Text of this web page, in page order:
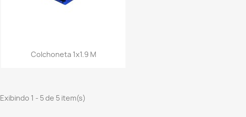
Visualização rápida
Colchoneta 1x1.9 M
Exibindo 1 - 5 de 5 item(s)